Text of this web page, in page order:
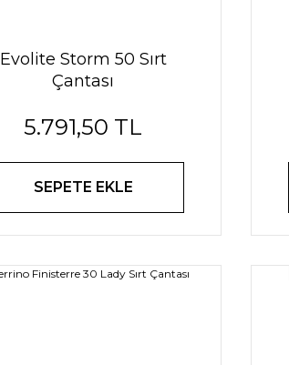
Evolite Storm 50 Sırt
Çantası
5.791,50 TL
SEPETE EKLE